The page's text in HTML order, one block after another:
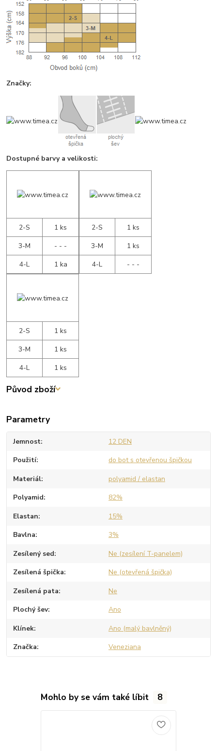
Značky:
Dostupné barvy a velikosti:
2-S
1 ks
3-M
- - -
4-L
1 ka
2-S
1 ks
3-M
1 ks
4-L
- - -
2-S
1 ks
3-M
1 ks
4-L
1 ks
Původ zboží
Parametry
Jemnost 12 DEN
Použití do bot s otevřenou špičkou
Materiál polyamid / elastan
Polyamid 82%
Elastan 15%
Bavlna 3%
Zesílený sed Ne (zesílení T-panelem)
Zesílená špička Ne (otevřená špička)
Zesílená pata Ne
Plochý šev Ano
Klínek Ano (malý bavlněný)
Značka Veneziana
Mohlo by se vám také líbit 8